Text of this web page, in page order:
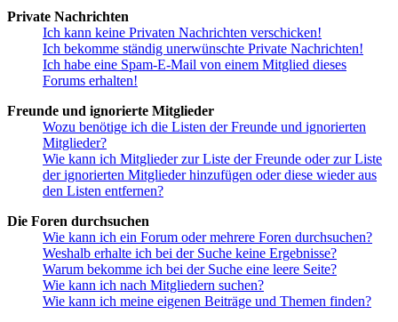
Private Nachrichten
Ich kann keine Privaten Nachrichten verschicken!
Ich bekomme ständig unerwünschte Private Nachrichten!
Ich habe eine Spam-E-Mail von einem Mitglied dieses
Forums erhalten!
Freunde und ignorierte Mitglieder
Wozu benötige ich die Listen der Freunde und ignorierten
Mitglieder?
Wie kann ich Mitglieder zur Liste der Freunde oder zur Liste
der ignorierten Mitglieder hinzufügen oder diese wieder aus
den Listen entfernen?
Die Foren durchsuchen
Wie kann ich ein Forum oder mehrere Foren durchsuchen?
Weshalb erhalte ich bei der Suche keine Ergebnisse?
Warum bekomme ich bei der Suche eine leere Seite?
Wie kann ich nach Mitgliedern suchen?
Wie kann ich meine eigenen Beiträge und Themen finden?